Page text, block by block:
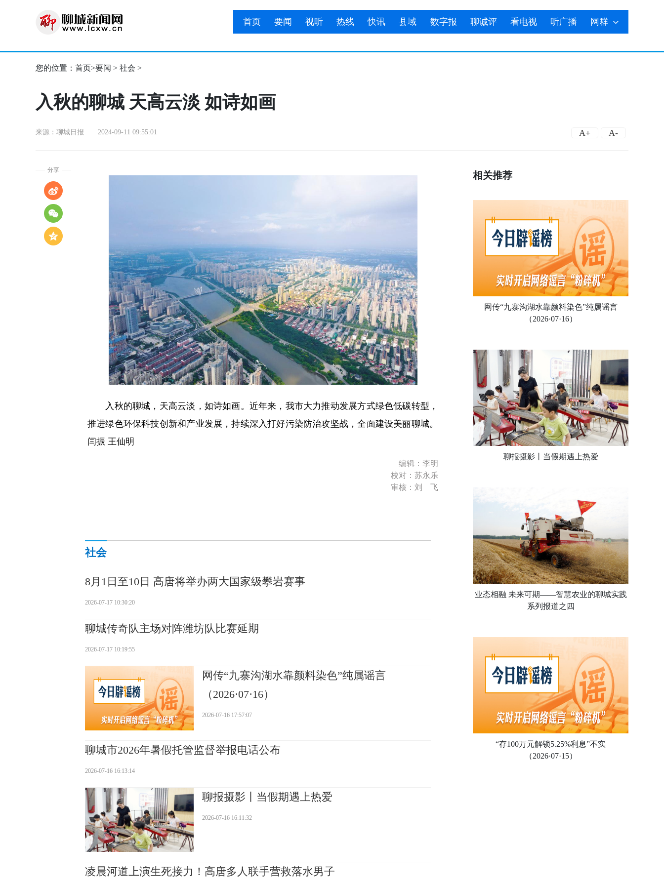
首页 要闻 视听 热线 快讯 县域 数字报 聊诚评 看电视 听广播 网群
您的位置： 首页>要闻 > 社会 >
入秋的聊城 天高云淡 如诗如画
来源：聊城日报 2024-09-11 09:55:01 A+ A-
分享
入秋的聊城，天高云淡，如诗如画。近年来，我市大力推动发展方式绿色低碳转型，
推进绿色环保科技创新和产业发展，持续深入打好污染防治攻坚战，全面建设美丽聊城。
闫振 王仙明
编辑：李明
校对：苏永乐
审核：刘 飞
相关推荐
网传“九寨沟湖水靠颜料染色”纯属谣言
（2026·07·16）
聊报摄影丨当假期遇上热爱
业态相融 未来可期——智慧农业的聊城实践
系列报道之四
“存100万元解锁5.25%利息”不实
（2026·07·15）
社会
8月1日至10日 高唐将举办两大国家级攀岩赛事
2026-07-17 10:30:20
聊城传奇队主场对阵潍坊队比赛延期
2026-07-17 10:19:55
网传“九寨沟湖水靠颜料染色”纯属谣言
（2026·07·16）
2026-07-16 17:57:07
聊城市2026年暑假托管监督举报电话公布
2026-07-16 16:13:14
聊报摄影丨当假期遇上热爱
2026-07-16 16:11:32
凌晨河道上演生死接力！高唐多人联手营救落水男子